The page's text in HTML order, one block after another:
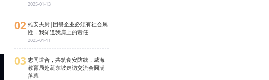
2025-01-13
02 雄安央厨|团餐企业必须有社会属
性，我知道我肩上的责任
2025-01-11
03 志同道合，共筑食安防线，威海
教育局赴蔬东坡走访交流会圆满
落幕